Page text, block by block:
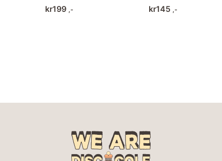
kr199 ,- kr145 ,-